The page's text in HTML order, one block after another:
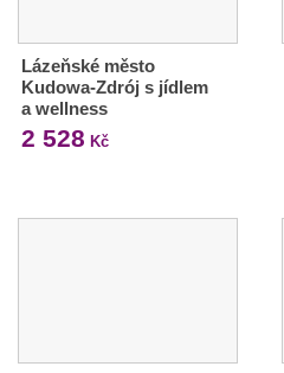
Lázeňské město
Kudowa-Zdrój s jídlem
a wellness
2 528 Kč